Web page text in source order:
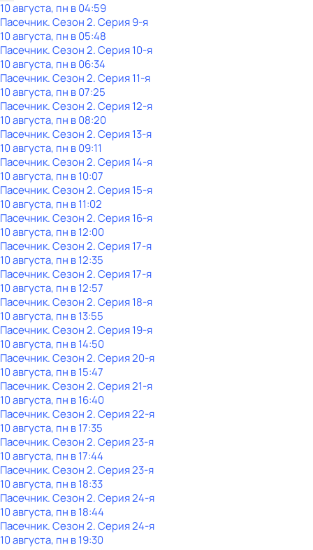
10 августа, пн в 04:59
Пасечник. Сезон 2. Серия 9-я
10 августа, пн в 05:48
Пасечник. Сезон 2. Серия 10-я
10 августа, пн в 06:34
Пасечник. Сезон 2. Серия 11-я
10 августа, пн в 07:25
Пасечник. Сезон 2. Серия 12-я
10 августа, пн в 08:20
Пасечник. Сезон 2. Серия 13-я
10 августа, пн в 09:11
Пасечник. Сезон 2. Серия 14-я
10 августа, пн в 10:07
Пасечник. Сезон 2. Серия 15-я
10 августа, пн в 11:02
Пасечник. Сезон 2. Серия 16-я
10 августа, пн в 12:00
Пасечник. Сезон 2. Серия 17-я
10 августа, пн в 12:35
Пасечник. Сезон 2. Серия 17-я
10 августа, пн в 12:57
Пасечник. Сезон 2. Серия 18-я
10 августа, пн в 13:55
Пасечник. Сезон 2. Серия 19-я
10 августа, пн в 14:50
Пасечник. Сезон 2. Серия 20-я
10 августа, пн в 15:47
Пасечник. Сезон 2. Серия 21-я
10 августа, пн в 16:40
Пасечник. Сезон 2. Серия 22-я
10 августа, пн в 17:35
Пасечник. Сезон 2. Серия 23-я
10 августа, пн в 17:44
Пасечник. Сезон 2. Серия 23-я
10 августа, пн в 18:33
Пасечник. Сезон 2. Серия 24-я
10 августа, пн в 18:44
Пасечник. Сезон 2. Серия 24-я
10 августа, пн в 19:30